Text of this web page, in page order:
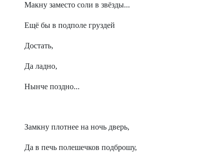
Макну заместо соли в звёзды...
Ещё бы в подполе груздей
Достать,
Да ладно,
Нынче поздно...
Замкну плотнее на ночь дверь,
Да в печь полешечков подброшу,